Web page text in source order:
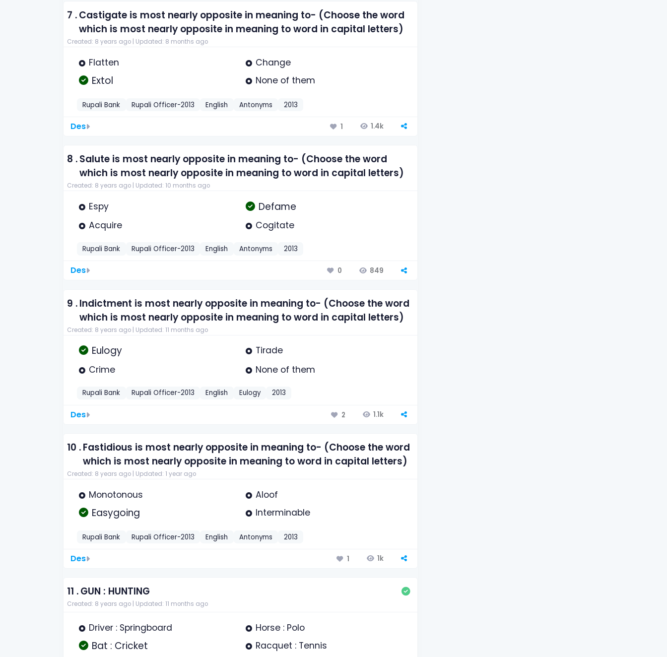
7 .Castigate is most nearly opposite in meaning to- (Choose the word
which is most nearly opposite in meaning to word in capital letters)
Created: 8 years ago | Updated: 8 months ago
Flatten Change
Extol None of them
Rupali Bank Rupali Officer-2013 English Antonyms 2013
Des 1 1.4k
8 .Salute is most nearly opposite in meaning to- (Choose the word
which is most nearly opposite in meaning to word in capital letters)
Created: 8 years ago | Updated: 10 months ago
Espy Defame
Acquire Cogitate
Rupali Bank Rupali Officer-2013 English Antonyms 2013
Des 0 849
9 .Indictment is most nearly opposite in meaning to- (Choose the word
which is most nearly opposite in meaning to word in capital letters)
Created: 8 years ago | Updated: 11 months ago
Eulogy
Tirade
Crime
None of them
Rupali Bank Rupali Officer-2013 English Eulogy 2013
Des 2 1.1k
10 .Fastidious is most nearly opposite in meaning to- (Choose the word
which is most nearly opposite in meaning to word in capital letters)
Created: 8 years ago | Updated: 1 year ago
Monotonous Aloof
Easygoing Interminable
Rupali Bank Rupali Officer-2013 English Antonyms 2013
Des 1 1k
11 .GUN : HUNTING
Created: 8 years ago | Updated: 11 months ago
Driver : Springboard Horse : Polo
Bat : Cricket Racquet : Tennis